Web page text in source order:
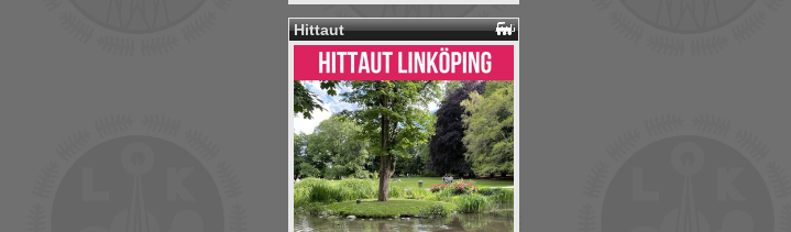
Hittaut